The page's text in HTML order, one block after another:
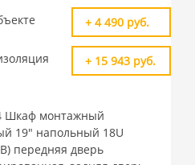
+ 4 490 руб.
+ 15 943 руб.
Шкаф монтажный
19" напольный 18U
передняя дверь